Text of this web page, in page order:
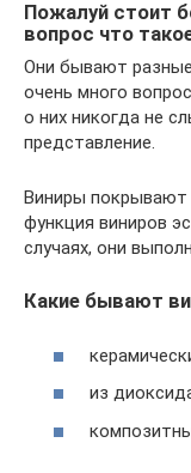
Пожалуй стоит
вопрос что
Они бывают
очень много
о них никогда не
представление.
Виниры покрывают
функция виниров
случаях, они
Какие бывают
из